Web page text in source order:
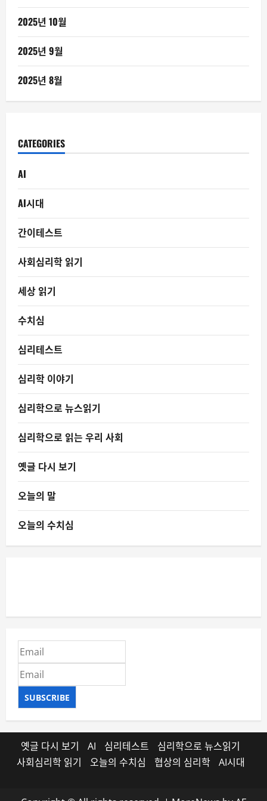
2025년 10월
2025년 9월
2025년 8월
CATEGORIES
AI
AI시대
간이테스트
사회심리학 읽기
세상 읽기
수치심
심리테스트
심리학 이야기
심리학으로 뉴스읽기
심리학으로 읽는 우리 사회
옛글 다시 보기
오늘의 말
오늘의 수치심
SUBSCRIBE
옛글 다시 보기 AI 심리테스트
심리학으로 뉴스읽기
사회심리학 읽기
오늘의 수치심 협상의 심리학 AI시대